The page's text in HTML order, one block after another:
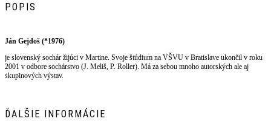
POPIS
Ján Gejdoš (*1976)
je slovenský sochár žijúci v Martine. Svoje štúdium na VŠVU v Bratislave ukončil v roku
2001 v odbore sochárstvo (J. Meliš, P. Roller). Má za sebou mnoho autorských ale aj
skupinových výstav.
ĎALŠIE INFORMÁCIE